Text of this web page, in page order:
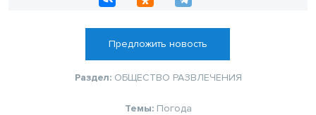
Предложить новость
Раздел: ОБЩЕСТВО РАЗВЛЕЧЕНИЯ
Темы: Погода